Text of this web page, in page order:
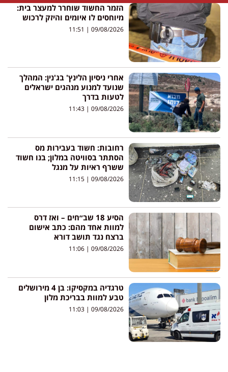
הזמר החשוד שוחרר למעצר בית:
מיוחסים לו איומים והיזק לרכוש
09/08/2026
אחרי ניסיון הלינץ' בג'נין: המהלך
שנועד למנוע מנהגים ישראלים
לטעות בדרך
09/08/2026
רחובות: חשוד בעבירות מס
הסתתר בסוויטה במלון; בנו חשוד
ששרף ראיות על מנגל
09/08/2026
הסיע 18 שב״חים – ואז דרס
למוות אחד מהם: כתב אישום
ברצח נגד תושב דורא
09/08/2026
טרגדיה במקסיקו: בן 4 מירושלים
טבע למוות בבריכת מלון
09/08/2026